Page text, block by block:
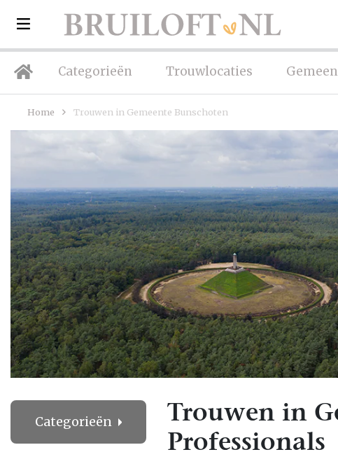
Categorieën Trouwlocaties
Home Trouwen in Gemeente Bunschoten
Categorieën
Trouwen in
Professionals